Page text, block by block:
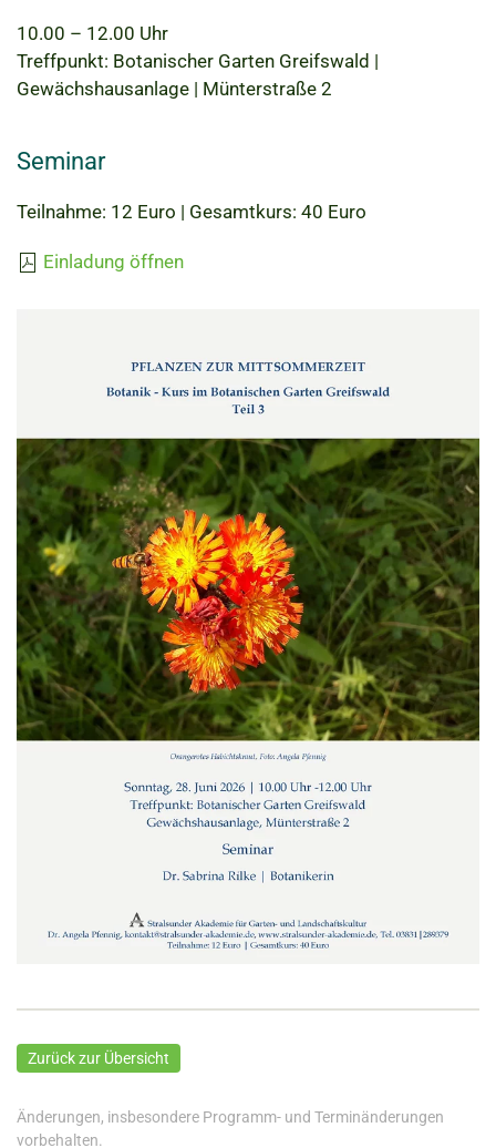
10.00 – 12.00 Uhr
Treffpunkt: Botanischer Garten Greifswald |
Gewächshausanlage | Münterstraße 2
Seminar
Teilnahme: 12 Euro | Gesamtkurs: 40 Euro
Einladung öffnen
Zurück zur Übersicht
Änderungen, insbesondere Programm- und Terminänderungen
vorbehalten.